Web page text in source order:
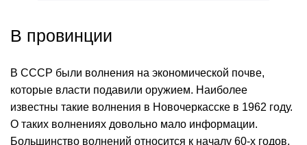
В провинции
В СССР были волнения на экономической почве,
которые власти подавили оружием. Наиболее
известны такие волнения в Новочеркасске в 1962 году.
О таких волнениях довольно мало информации.
Большинство волнений относится к началу 60-х годов,